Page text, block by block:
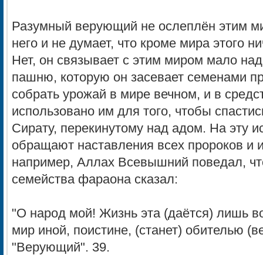
Разумный верующий не ослеплён этим
него и не думает, что кроме мира этого
Нет, он связывает с этим миром мало
пашню, которую он засевает семенами
собрать урожай в мире вечном, и в
использовано им для того, чтобы
Сирату, перекинутому над адом. На эту
обращают наставления всех пророков и
например, Аллах Всевышний поведал,
семейства фараона сказал:
"O народ мой! Жизнь эта (даётся) лишь
мир иной, поистине, (станет) обителью
"Верующий". 39.